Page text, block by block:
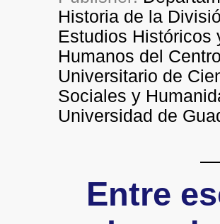
Historia de la
Estudios Históricos
Humanos del Centro
Universitario de
Sociales y
Universidad de
Entre